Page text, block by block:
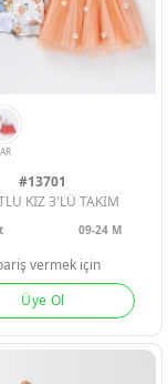
#13701
KIZ 3'LÜ TAKIM
09-24 M
vermek için
Üye Ol